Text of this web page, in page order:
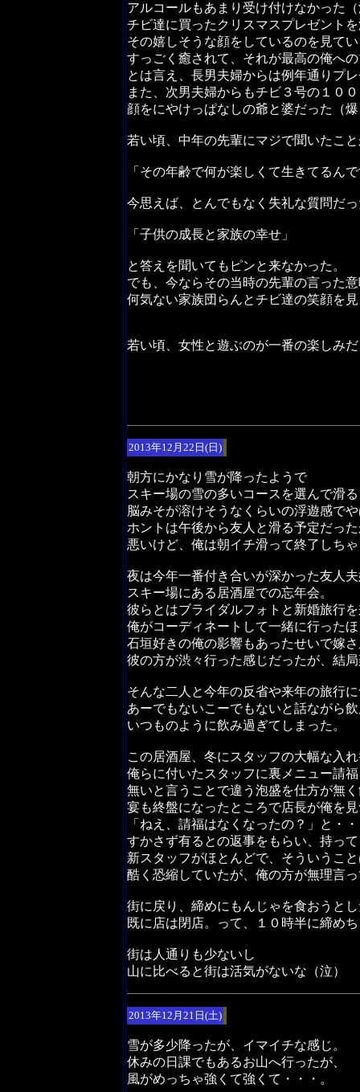
アルコールもあまり受け付けなかった
チビ達に買ったクリスマスプレゼント
その嬉しそうな顔をしているのを見て
すっごく癒されて、それが最高の俺へ
とは言え、長男夫婦からは例年通りプ
また、次男夫婦からもチビ３号の１０
顔をにやけっぱなしの爺と婆だった（
若い頃、中年の先輩にマジで聞いたこ
「その年齢で何が楽しくて生きてるん
今思えば、とんでもなく失礼な質問だ
「子供の成長と家族の幸せ」
と答えを聞いてもピンと来なかった。
でも、今ならその当時の先輩の言った
何気ない家族団らんとチビ達の笑顔を
若い頃、女性と遊ぶのが一番の楽しみ
2013年12月22日(日)
朝方にかなり雪が降ったようで
スキー場の雪の多いコースを選んで滑
脳みそが溶けそうなくらいの浮遊感で
ホントは午後から友人と滑る予定だっ
悪いけど、俺は朝イチ滑って終了しち
夜は今年一番付き合いが深かった友人
スキー場にある居酒屋での忘年会。
彼らとはブライダルフォトと新婚旅行
俺がコーディネートして一緒に行った
石垣好きの俺の影響もあったせいで嫁
彼の方が渋々行った感じだったが、結
そんな二人と今年の反省や来年の旅行
あーでもないこーでもないと話ながら
いつものように飲み過ぎてしまった。
この居酒屋、冬にスタッフの大幅な入
俺らに付いたスタッフに裏メニュー請
無いと言うことで違う泡盛を仕方が無
宴も終盤になったところで店長が俺を
「ねえ、請福はなくなったの？」と・
すかさず有るとの返事をもらい、持っ
新スタッフがほとんどで、そういうこ
酷く恐縮していたが、俺の方が無理言
街に戻り、締めにもんじゃを食おうと
既に店は閉店。って、１０時半に締め
街は人通りも少ないし
山に比べると街は活気がないな（泣）
2013年12月21日(土)
雪が多少降ったが、イマイチな感じ。
休みの日課でもあるお山へ行ったが、
風がめっちゃ強くて強くて・・・。